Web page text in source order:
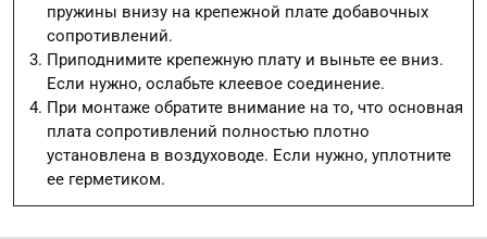
пружины внизу на крепежной плате добавочных
сопротивлений.
Приподнимите крепежную плату и выньте ее вниз.
Если нужно, ослабьте клеевое соединение.
При монтаже обратите внимание на то, что основная
плата сопротивлений полностью плотно
установлена в воздуховоде. Если нужно, уплотните
ее герметиком.